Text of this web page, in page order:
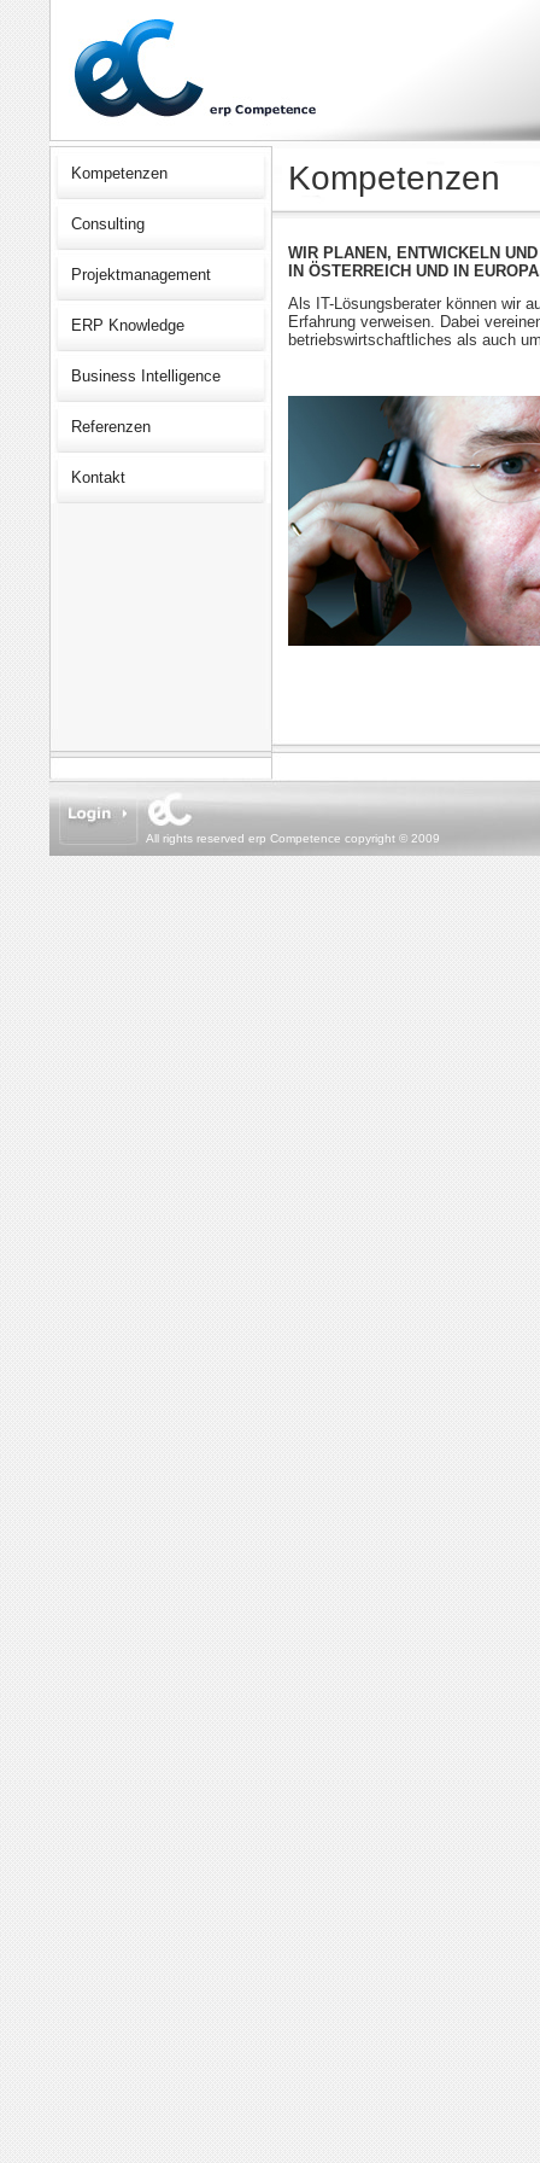
Kompetenzen
Consulting
Projektmanagement
ERP Knowledge
Business Intelligence
Referenzen
Kontakt
Kompetenzen
WIR PLANEN, ENTWICKELN
IN ÖSTERREICH UND IN
Als IT-Lösungsberater können wir
Erfahrung verweisen. Dabei
betriebswirtschaftliches als auch
All rights reserved erp Competence copyright © 2009